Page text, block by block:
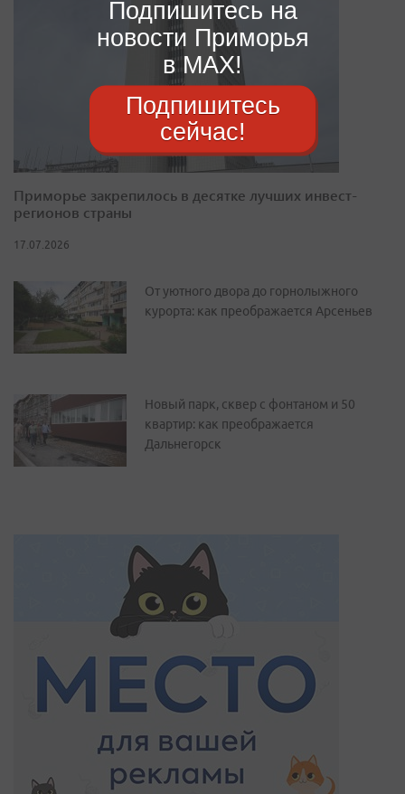
Приморье закрепилось в десятке лучших инвест-
регионов страны
17.07.2026
От уютного двора до горнолыжного
курорта: как преображается Арсеньев
Новый парк, сквер с фонтаном и 50
квартир: как преображается
Дальнегорск
Подпишитесь на
новости Приморья
в MAX!
Подпишитесь
сейчас!